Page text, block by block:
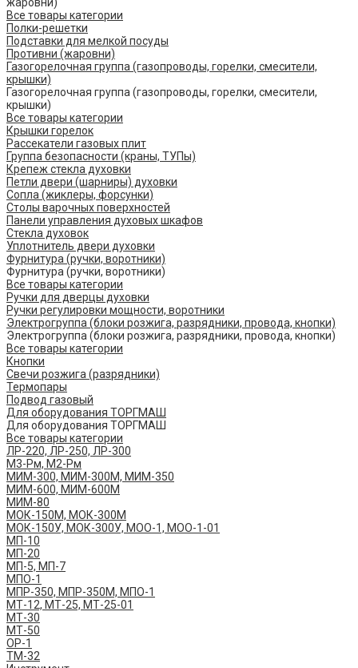
Все товары категории
Полки-решетки
Подставки для мелкой посуды
Противни (жаровни)
Газогорелочная группа (газопроводы, горелки, смесители,
крышки)
Газогорелочная группа (газопроводы, горелки, смесители,
крышки)
Все товары категории
Крышки горелок
Рассекатели газовых плит
Группа безопасности (краны, ТУПы)
Крепеж стекла духовки
Петли двери (шарниры) духовки
Сопла (жиклеры, форсунки)
Столы варочных поверхностей
Панели управления духовых шкафов
Стекла духовок
Уплотнитель двери духовки
Фурнитура (ручки, воротники)
Фурнитура (ручки, воротники)
Все товары категории
Ручки для дверцы духовки
Ручки регулировки мощности, воротники
Электрогруппа (блоки розжига, разрядники, провода, кнопки)
Электрогруппа (блоки розжига, разрядники, провода, кнопки)
Все товары категории
Кнопки
Свечи розжига (разрядники)
Термопары
Подвод газовый
Для оборудования ТОРГМАШ
Для оборудования ТОРГМАШ
Все товары категории
ЛР-220, ЛР-250, ЛР-300
М3-Рм, М2-Рм
МИМ-300, МИМ-300М, МИМ-350
МИМ-600, МИМ-600М
МИМ-80
МОК-150М, МОК-300М
МОК-150У, МОК-300У, МОО-1, МОО-1-01
МП-10
МП-20
МП-5, МП-7
МПО-1
МПР-350, МПР-350М, МПО-1
МТ-12, МТ-25, МТ-25-01
МТ-30
МТ-50
ОР-1
ТМ-32